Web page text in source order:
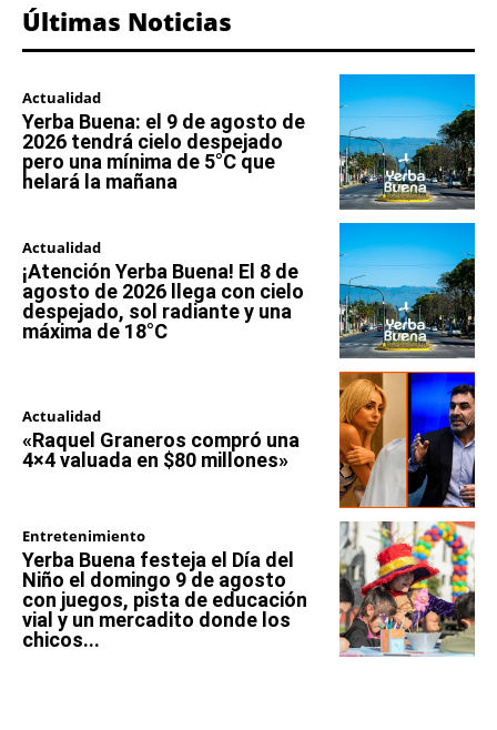
Últimas Noticias
Actualidad
Yerba Buena: el 9 de agosto de
2026 tendrá cielo despejado
pero una mínima de 5°C que
helará la mañana
Actualidad
¡Atención Yerba Buena! El 8 de
agosto de 2026 llega con cielo
despejado, sol radiante y una
máxima de 18°C
Actualidad
«Raquel Graneros compró una
4×4 valuada en $80 millones»
Entretenimiento
Yerba Buena festeja el Día del
Niño el domingo 9 de agosto
con juegos, pista de educación
vial y un mercadito donde los
chicos...